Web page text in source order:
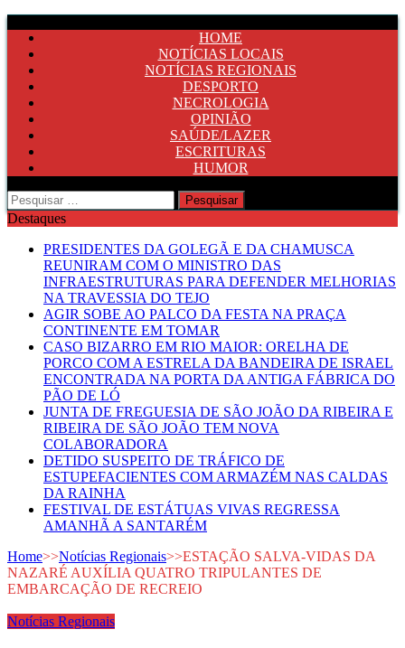
HOME
NOTÍCIAS LOCAIS
NOTÍCIAS REGIONAIS
DESPORTO
NECROLOGIA
OPINIÃO
SAÚDE/LAZER
ESCRITURAS
HUMOR
Pesquisar
por:
Destaques
PRESIDENTES DA GOLEGÃ E DA CHAMUSCA
REUNIRAM COM O MINISTRO DAS
INFRAESTRUTURAS PARA DEFENDER MELHORIAS
NA TRAVESSIA DO TEJO
AGIR SOBE AO PALCO DA FESTA NA PRAÇA
CONTINENTE EM TOMAR
CASO BIZARRO EM RIO MAIOR: ORELHA DE
PORCO COM A ESTRELA DA BANDEIRA DE ISRAEL
ENCONTRADA NA PORTA DA ANTIGA FÁBRICA DO
PÃO DE LÓ
JUNTA DE FREGUESIA DE SÃO JOÃO DA RIBEIRA E
RIBEIRA DE SÃO JOÃO TEM NOVA
COLABORADORA
DETIDO SUSPEITO DE TRÁFICO DE
ESTUPEFACIENTES COM ARMAZÉM NAS CALDAS
DA RAINHA
FESTIVAL DE ESTÁTUAS VIVAS REGRESSA
AMANHÃ A SANTARÉM
Home>>Notícias Regionais>>ESTAÇÃO SALVA-VIDAS DA
NAZARÉ AUXÍLIA QUATRO TRIPULANTES DE
EMBARCAÇÃO DE RECREIO
Notícias Regionais